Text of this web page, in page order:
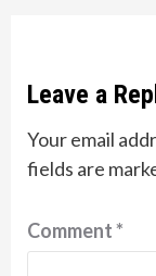
Leave a
Your email
fields are
Comment*